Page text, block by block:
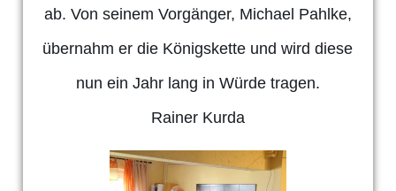
ab. Von seinem Vorgänger, Michael Pahlke,
übernahm er die Königskette und wird diese
nun ein Jahr lang in Würde tragen.
Rainer Kurda